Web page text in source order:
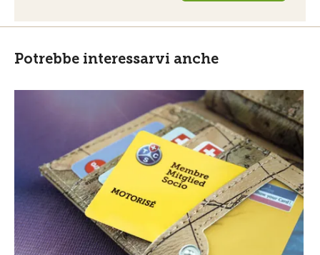
Potrebbe interessarvi anche